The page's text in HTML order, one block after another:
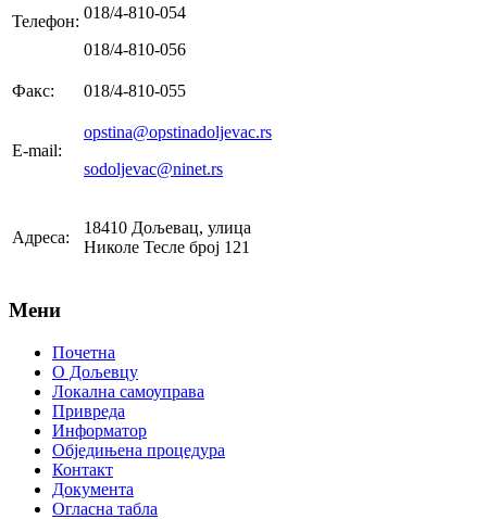
Телефон: 018/4-810-054
018/4-810-056
Факс: 018/4-810-055
E-mail:
opstina@opstinadoljevac.rs
sodoljevac@ninet.rs
Адреса:
18410 Дољевац, улица
Николе Тесле број 121
Мени
Почетна
О Дољевцу
Локална самоуправа
Привреда
Информатор
Обједињена процедура
Контакт
Документа
Огласна табла